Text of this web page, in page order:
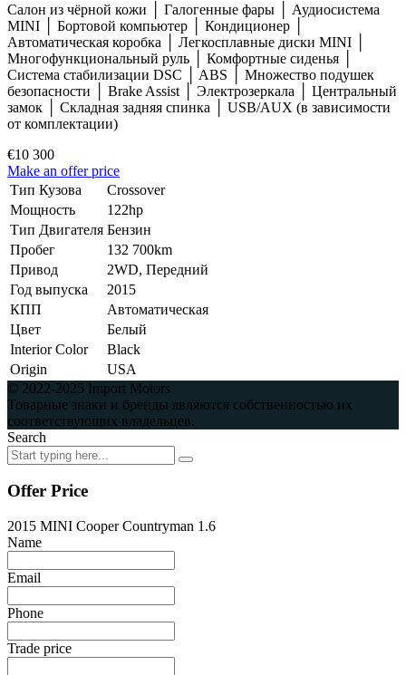
Салон из чёрной кожи │ Галогенные фары │ Аудиосистема
MINI │ Бортовой компьютер │ Кондиционер │
Автоматическая коробка │ Легкосплавные диски MINI │
Многофункциональный руль │ Комфортные сиденья │
Система стабилизации DSC │ ABS │ Множество подушек
безопасности │ Brake Assist │ Электрозеркала │ Центральный
замок │ Складная задняя спинка │ USB/AUX (в зависимости
от комплектации)
€10 300
Make an offer price
Тип Кузова
Crossover
Мощность
122hp
Тип Двигателя Бензин
Пробег
132 700km
Привод
2WD, Передний
Год выпуска
2015
КПП
Автоматическая
Цвет
Белый
Interior Color
Black
Origin
USA
© 2022-2025 Import Motors
Товарные знаки и бренды являются собственностью их
соответствующих владельцев.
Search
Offer Price
2015 MINI Cooper Countryman 1.6
Name
Email
Phone
Trade price